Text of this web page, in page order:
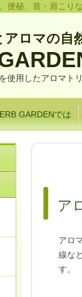
便秘、首・肩こり
ロマの自
使用したアロマト
GARDENでは
ア
アロ
線な
す。